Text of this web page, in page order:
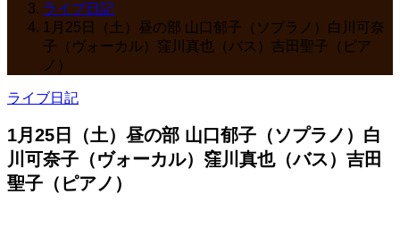
ライブ日記
1月25日（土）昼の部 山口郁子（ソプラノ）白川可奈
子（ヴォーカル）窪川真也（バス）吉田聖子（ピア
ノ）
ライブ日記
1月25日（土）昼の部 山口郁子（ソプラノ）白
川可奈子（ヴォーカル）窪川真也（バス）吉田
聖子（ピアノ）